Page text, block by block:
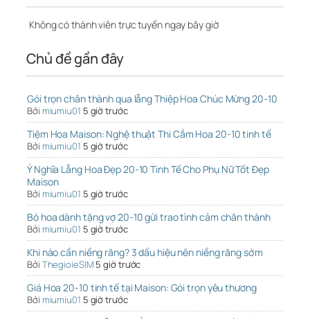
Không có thành viên trực tuyến ngay bây giờ
Chủ đề gần đây
Gói trọn chân thành qua lẵng Thiệp Hoa Chúc Mừng 20-10
Bởi miumiu01 5 giờ trước
Tiệm Hoa Maison: Nghệ thuật Thi Cắm Hoa 20-10 tinh tế
Bởi miumiu01 5 giờ trước
Ý Nghĩa Lẵng Hoa Đẹp 20-10 Tinh Tế Cho Phụ Nữ Tốt Đẹp
Maison
Bởi miumiu01 5 giờ trước
Bó hoa dành tặng vợ 20-10 gửi trao tình cảm chân thành
Bởi miumiu01 5 giờ trước
Khi nào cần niềng răng? 3 dấu hiệu nên niềng răng sớm
Bởi ThegioieSIM 5 giờ trước
Giá Hoa 20-10 tinh tế tại Maison: Gói trọn yêu thương
Bởi miumiu01 5 giờ trước